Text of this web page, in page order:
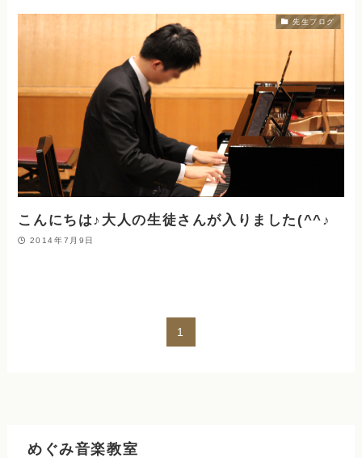
先生ブログ
こんにちは♪大人の生徒さんが入りました(^^♪
2014年7月9日
1
めぐみ音楽教室